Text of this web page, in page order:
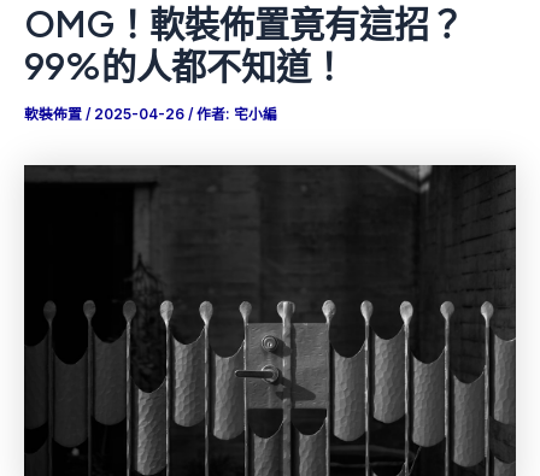
OMG！軟裝佈置竟有這招？
99%的人都不知道！
軟裝佈置 / 2025-04-26 / 作者: 宅小編